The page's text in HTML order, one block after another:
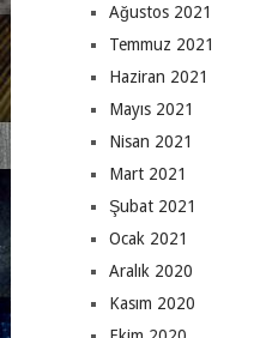
Ağustos 2021
Temmuz 2021
Haziran 2021
Mayıs 2021
Nisan 2021
Mart 2021
Şubat 2021
Ocak 2021
Aralık 2020
Kasım 2020